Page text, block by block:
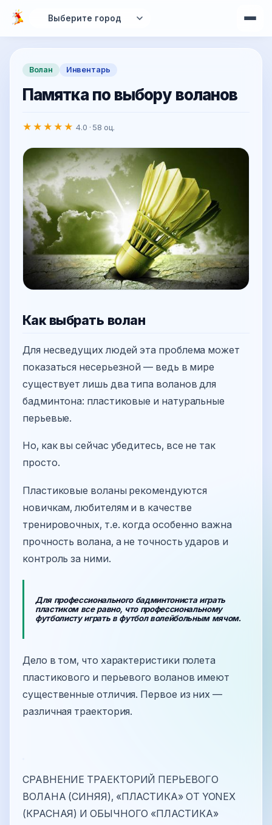
Перейти к основному содержанию
Волан Инвентарь
Памятка по выбору воланов
★★★★★ 4.0 · 58 оц.
Как выбрать волан
Для несведущих людей эта проблема может
показаться несерьезной — ведь в мире
существует лишь два типа воланов для
бадминтона: пластиковые и натуральные
перьевые.
Но, как вы сейчас убедитесь, все не так
просто.
Пластиковые воланы рекомендуются
новичкам, любителям и в качестве
тренировочных, т.е. когда особенно важна
прочность волана, а не точность ударов и
контроль за ними.
Для профессионального бадминтониста играть
пластиком все равно, что профессиональному
футболисту играть в футбол волейбольным мячом.
Дело в том, что характеристики полета
пластикового и перьевого воланов имеют
существенные отличия. Первое из них —
различная траектория.
СРАВНЕНИЕ ТРАЕКТОРИЙ ПЕРЬЕВОГО
ВОЛАНА (СИНЯЯ), «ПЛАСТИКА» ОТ YONEX
(КРАСНАЯ) И ОБЫЧНОГО «ПЛАСТИКА»